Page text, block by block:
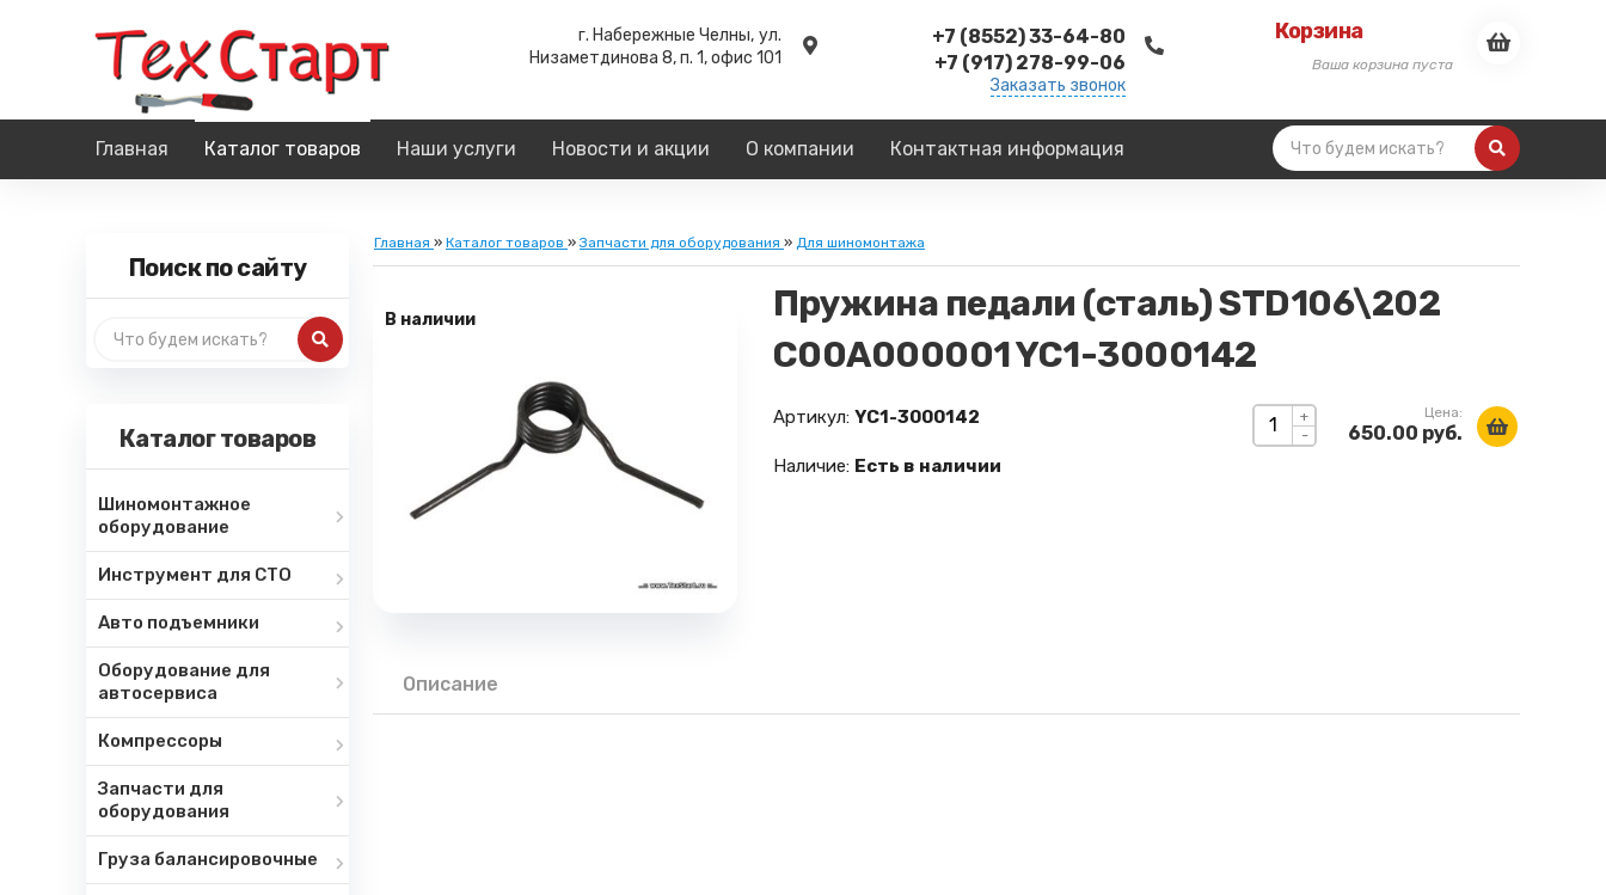
г. Набережные Челны, ул.
Низаметдинова 8, п. 1, офис 101
+7 (8552) 33-64-80
+7 (917) 278-99-06
Заказать звонок
Корзина
Ваша корзина пуста
Главная Каталог товаров Наши услуги Новости и акции О компании Контактная информация
Поиск по сайту
Каталог товаров
Шиномонтажное
оборудование
Инструмент для СТО
Авто подъемники
Оборудование для
автосервиса
Компрессоры
Запчасти для
оборудования
Груза балансировочные
Главная » Каталог товаров »Запчасти для оборудования » Для шиномонтажа
В наличии
Пружина педали (сталь) STD106\202
C00A000001 YC1-3000142
+
-
Цена:
650.00 руб.
Артикул: YC1-3000142
Наличие: Есть в наличии
Описание